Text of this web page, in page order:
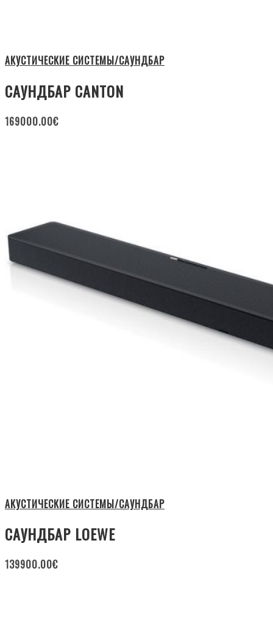
АКУСТИЧЕСКИЕ СИСТЕМЫ/САУНДБАР
САУНДБАР CANTON
169000.00€
АКУСТИЧЕСКИЕ СИСТЕМЫ/САУНДБАР
САУНДБАР LOEWE
139900.00€